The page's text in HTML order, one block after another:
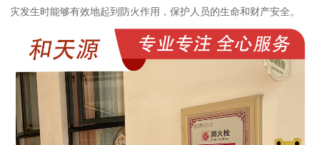
灾发生时能够有效地起到防火作用，保护人员的生命和财产安全。